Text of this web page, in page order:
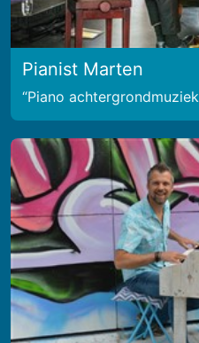
Pianist Marten
Piano achtergrondmuziek